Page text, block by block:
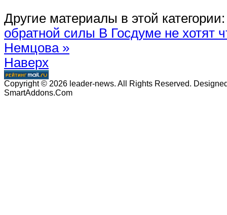
Другие материалы в этой категории:
обратной силы В Госдуме не хотят
Немцова »
Наверх
Copyright © 2026 leader-news. All Rights Reserved.
SmartAddons.Com